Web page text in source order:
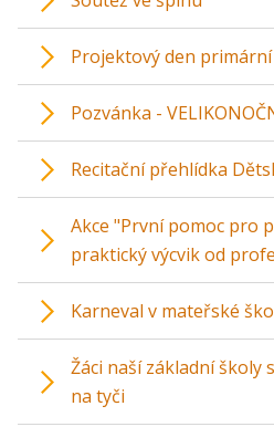
Projektový den
Pozvánka -
Recitační přehlídka
Akce "První pomoc pro
praktický výcvik od
Karneval v mateřské
Žáci naší základní školy
na tyči